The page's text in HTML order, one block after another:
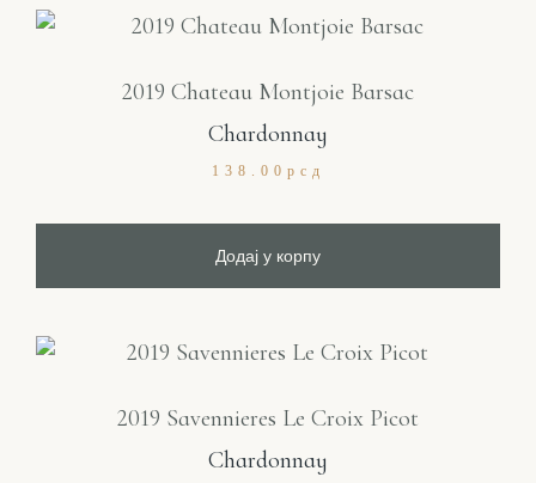
2019 Chateau Montjoie Barsac
Chardonnay
138.00 рсд
Додај у корпу
2019 Savennieres Le Croix Picot
Chardonnay